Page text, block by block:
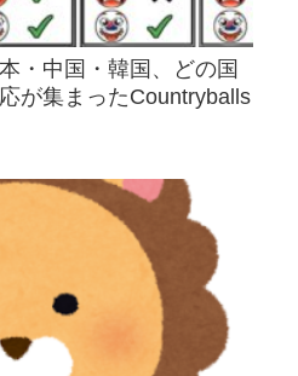
・中国・韓国、どの国
が集まったCountryballs